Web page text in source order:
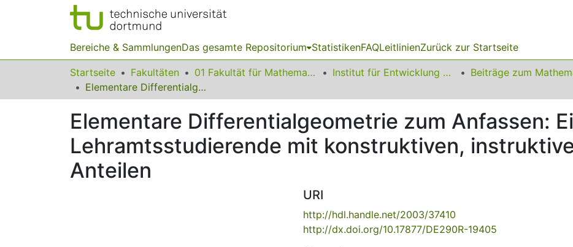
Bereiche & SammlungenDas gesamte Repositorium StatistikenFAQLeitlinienZurück zur Startseite
Startseite Fakultäten 01 Fakultät für Mathematik Institut für Entwicklung und Erforschung des Mathematikunterrichts
Elementare Differentialgeometrie zum Anfassen: Ein Seminar für Lehramtsstudierende mit konstruktiven, instruktiven und praktischen Anteilen
Elementare Differentialgeometrie zum Anfassen:
Lehramtsstudierende mit konstruktiven,
Anteilen
URI
http://hdl.handle.net/2003/37410
http://dx.doi.org/10.17877/DE290R-19405